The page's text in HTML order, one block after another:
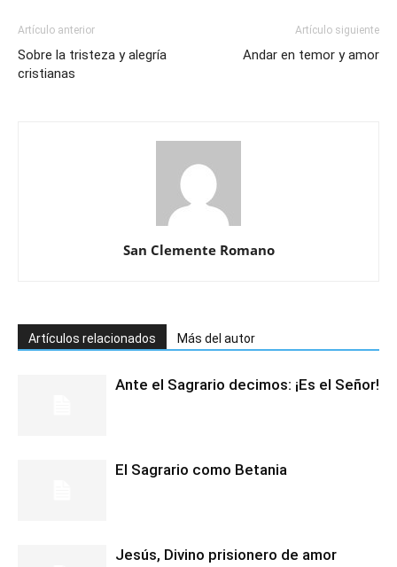
Artículo anterior
Sobre la tristeza y alegría
cristianas
Artículo siguiente
Andar en temor y amor
San Clemente Romano
Artículos relacionados Más del autor
Ante el Sagrario decimos: ¡Es el Señor!
El Sagrario como Betania
Jesús, Divino prisionero de amor